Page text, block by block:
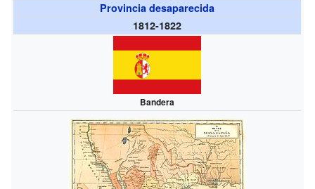
Provincia desaparecida
1812-1822
Bandera